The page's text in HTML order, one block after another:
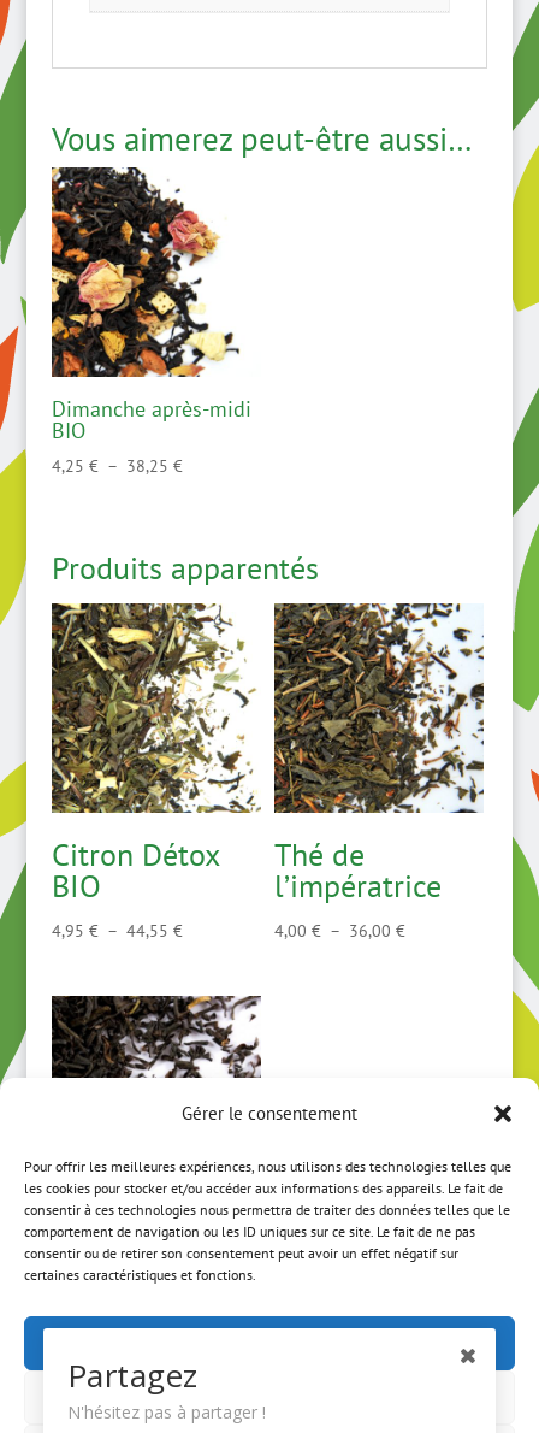
Gérer le consentement
Pour offrir les meilleures expériences, nous utilisons des technologies telles que
les cookies pour stocker et/ou accéder aux informations des appareils. Le fait de
consentir à ces technologies nous permettra de traiter des données telles que le
comportement de navigation ou les ID uniques sur ce site. Le fait de ne pas
consentir ou de retirer son consentement peut avoir un effet négatif sur
certaines caractéristiques et fonctions.
Vous aimerez peut-être aussi…
Dimanche après-midi
BIO
4,25 € – 38,25 €Plage
à
38,25 €
Produits apparentés
Citron Détox
BIO
4,95 € – 44,55 €Plage
4,95 €
à
44,55 €
Thé de
l’impératrice
4,00€ – 36,00€
Douchka
de
3,50 €
à
ACCUEIL MON COMPTE
Partagez
N'hésitez pas à partager !